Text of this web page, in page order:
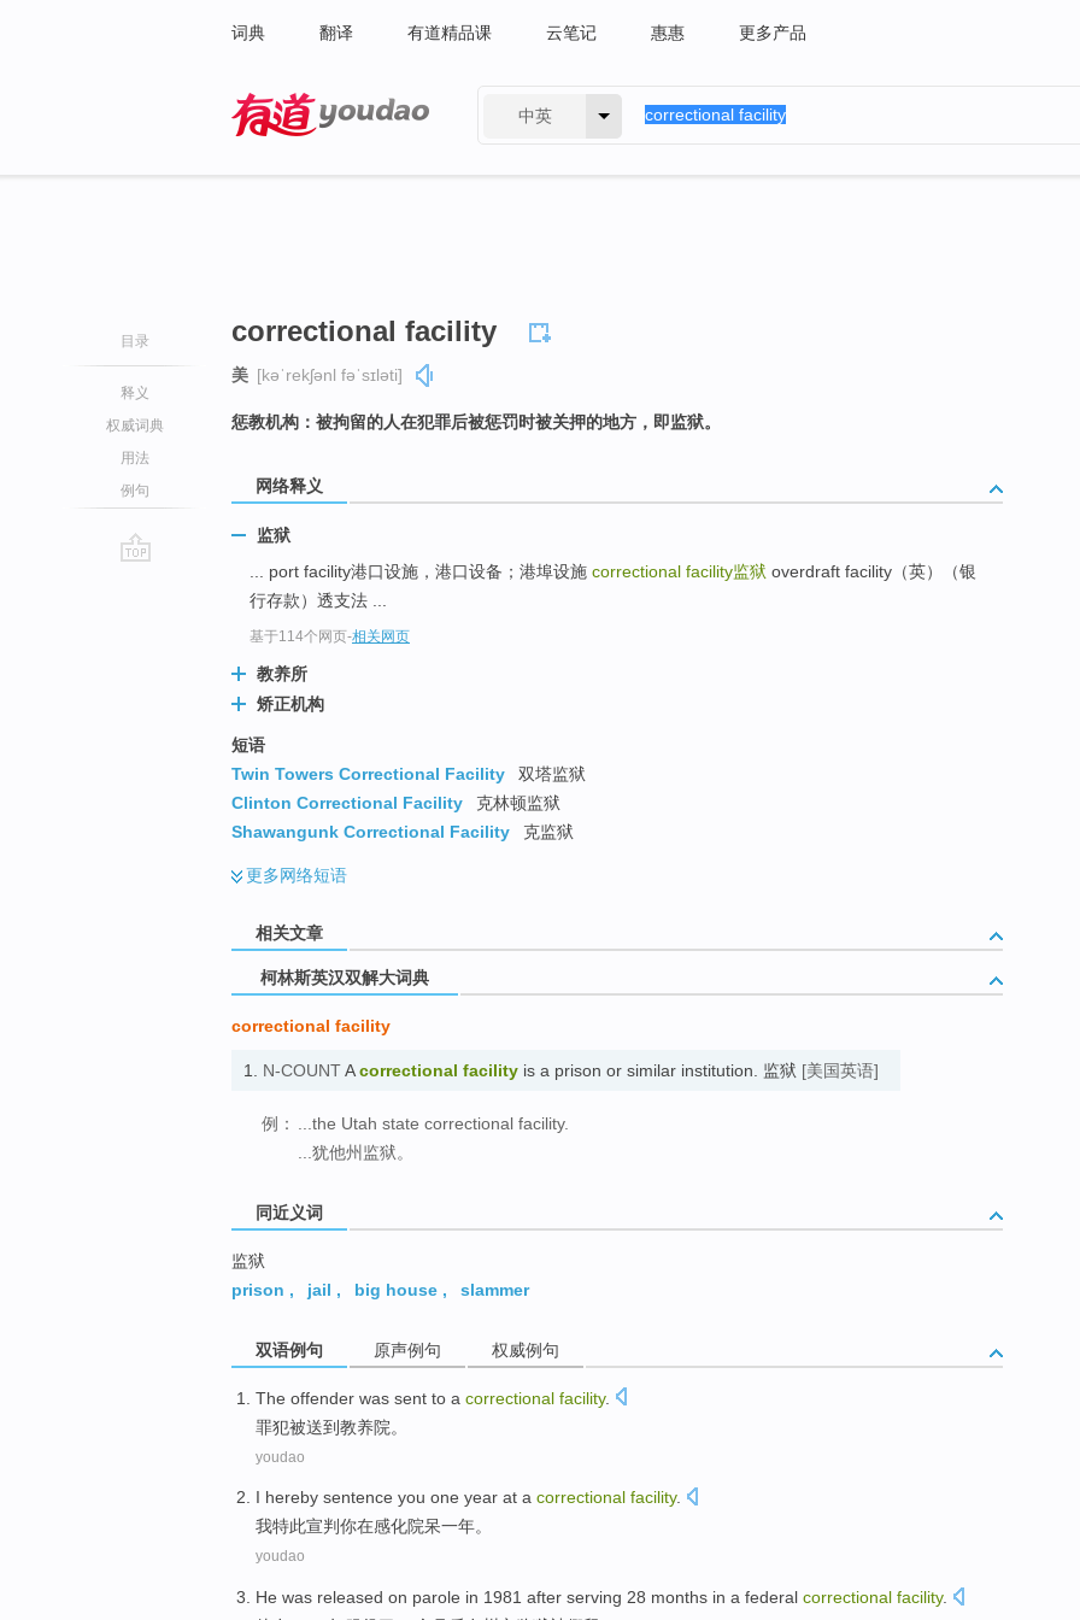
词典 翻译 有道精品课 云笔记 惠惠 更多产品
中英
目录
释义
权威词典
用法
例句
correctional facility
美 [kəˈrekʃənl fəˈsɪləti]
惩教机构：被拘留的人在犯罪后被惩罚时被关押的地方，即监狱。
网络释义
监狱
... port facility港口设施，港口设备；港埠设施 correctional facility监狱 overdraft facility（英）（银
行存款）透支法 ...
基于114个网页-相关网页
教养所
矫正机构
短语
Twin Towers Correctional Facility
双塔监狱
Clinton Correctional Facility
克林顿监狱
Shawangunk Correctional Facility
克监狱
更多网络短语
相关文章
柯林斯英汉双解大词典
correctional facility
1. N-COUNTAcorrectional facility is a prison or similar institution. 监狱 [美国英语]
例：
...the Utah state correctional facility.
...犹他州监狱。
同近义词
监狱
prison , jail , big house , slammer
双语例句 原声例句 权威例句
The offender was sent to a correctional facility.
罪犯被送到教养院。
youdao
I hereby sentence you one year at a correctional facility.
我特此宣判你在感化院呆一年。
youdao
He was released on parole in 1981 after serving 28 months in a federal correctional facility.